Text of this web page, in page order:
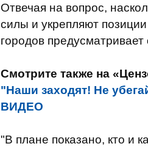
Отвечая на вопрос,
силы и укрепляют
городов
Смотрите также на
"Наши заходят! Не
ВИДЕО
"В плане показано, кто и